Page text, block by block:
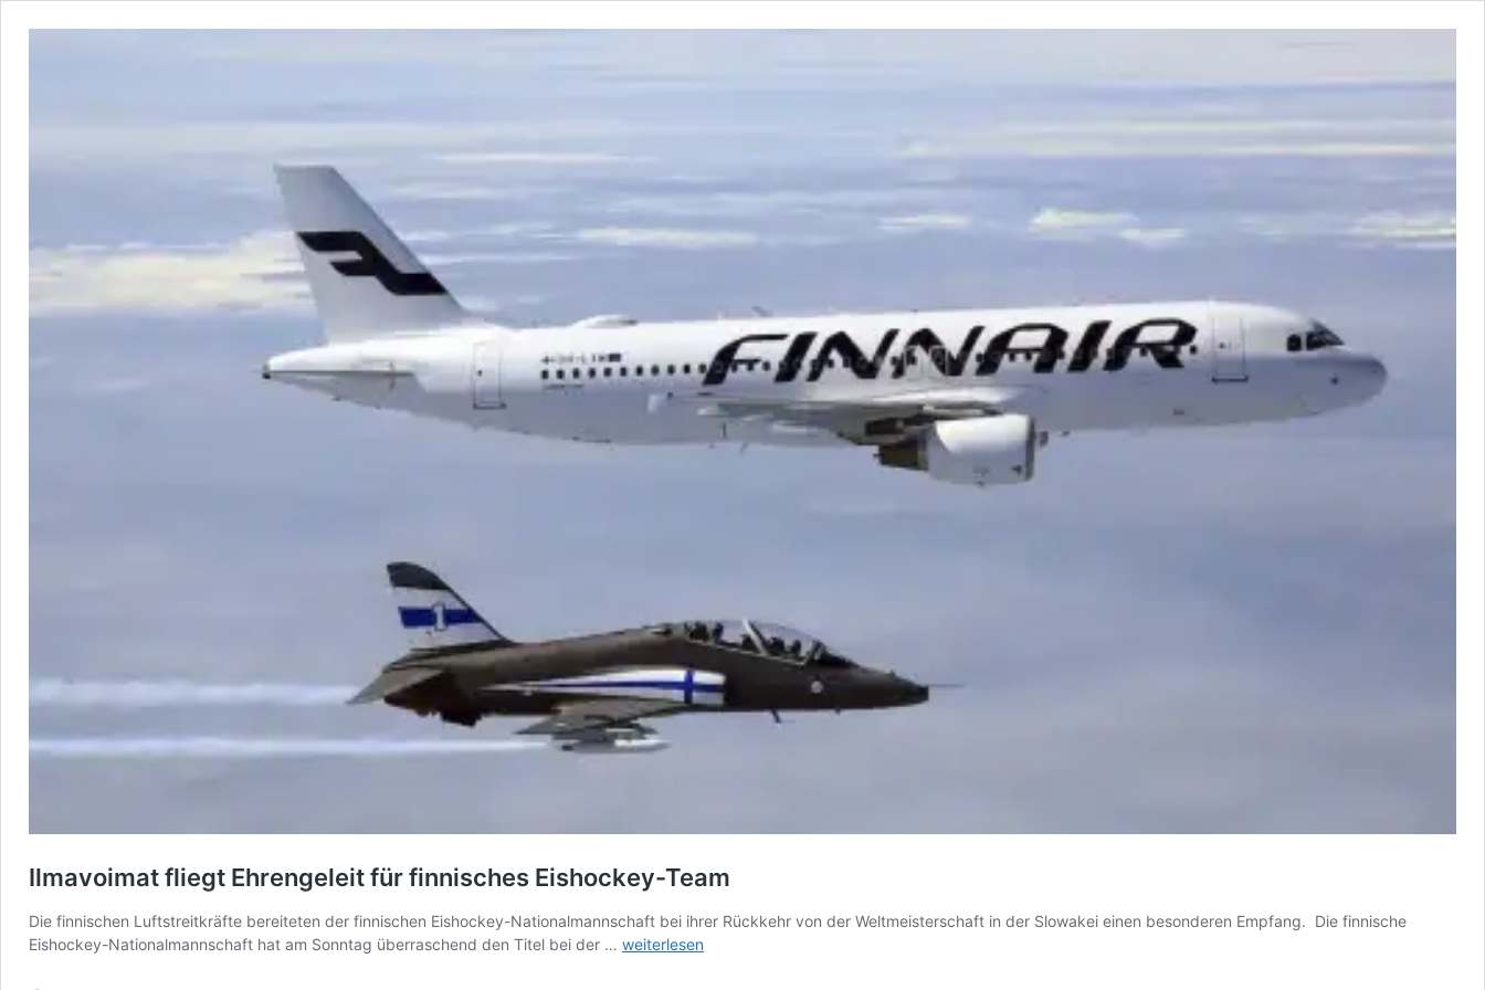
Ilmavoimat fliegt Ehrengeleit für finnisches Eishockey-Team
Die finnischen Luftstreitkräfte bereiteten der finnischen Eishockey-Nationalmannschaft bei ihrer Rückkehr von der Weltmeisterschaft in der Slowakei einen besonderen Empfang. Die finnische
Eishockey-Nationalmannschaft hat am Sonntag überraschend den Titel bei der … Ilmavoimat
weiterlesen